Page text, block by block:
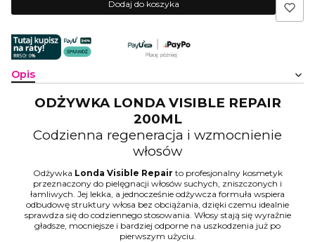
Dodaj do koszyka
Opis
ODŻYWKA LONDA VISIBLE REPAIR
200ML
Codzienna regeneracja i wzmocnienie
włosów
Odżywka Londa Visible Repair to profesjonalny kosmetyk
przeznaczony do pielęgnacji włosów suchych, zniszczonych i
łamliwych. Jej lekka, a jednocześnie odżywcza formuła wspiera
odbudowę struktury włosa bez obciążania, dzięki czemu idealnie
sprawdza się do codziennego stosowania. Włosy stają się wyraźnie
gładsze, mocniejsze i bardziej odporne na uszkodzenia już po
pierwszym użyciu.